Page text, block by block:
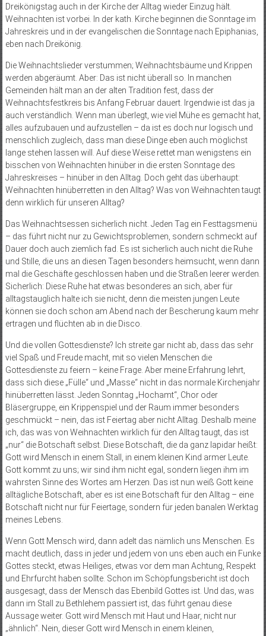
Dreikönigstag auch in der Kirche der Alltag wieder Einzug hält.
Weihnachten ist vorbei. In der kath. Kirche beginnen die Sonntage im
Jahreskreis und in der evangelischen die Sonntage nach Epiphanias,
eben nach Dreikönig.
Die Weihnachtslieder verstummen; Weihnachtsbäume und Krippen
werden abgeräumt. Aber: Das ist nicht überall so. In manchen
Gemeinden hält man an der alten Tradition fest, dass der
Weihnachtsfestkreis bis Anfang Februar dauert. Irgendwie ist das ja
auch verständlich. Wenn man überlegt, wie viel Mühe es gemacht hat,
alles aufzubauen und aufzustellen – da ist es doch nur logisch und
menschlich zugleich, dass man diese Dinge eben auch möglichst
lange stehen lassen will. Auf diese Weise rettet man wenigstens ein
bisschen von Weihnachten hinüber in die ersten Sonntage des
Jahreskreises – hinüber in den Alltag. Doch geht das überhaupt:
Weihnachten hinüberretten in den Alltag? Was von Weihnachten taugt
denn wirklich für unseren Alltag?
Das Weihnachtsessen sicherlich nicht. Jeden Tag ein Festtagsmenü
– das führt nicht nur zu Gewichtsproblemen, sondern schmeckt auf
Dauer doch auch ziemlich fad. Es ist sicherlich auch nicht die Ruhe
und Stille, die uns an diesen Tagen besonders heimsucht, wenn dann
mal die Geschäfte geschlossen haben und die Straßen leerer werden.
Sicherlich: Diese Ruhe hat etwas besonderes an sich, aber für
alltagstauglich halte ich sie nicht, denn die meisten jungen Leute
können sie doch schon am Abend nach der Bescherung kaum mehr
ertragen und flüchten ab in die Disco.
Und die vollen Gottesdiens­te? Ich streite gar nicht ab, dass das sehr
viel Spaß und Freude macht, mit so vielen Menschen die
Gottesdienste zu feiern – keine Frage. Aber meine Erfahrung lehrt,
dass sich diese „Fülle“ und „Masse“ nicht in das normale Kirchenjahr
hinüberretten lässt. Jeden Sonntag „Hochamt“, Chor oder
Bläsergruppe, ein Krippenspiel und der Raum immer besonders
geschmückt – nein, das ist Feiertag aber nicht Alltag. Deshalb meine
ich, das was von Weihnachten wirklich für den Alltag taugt, das ist
„nur“ die Botschaft selbst. Diese Botschaft, die da ganz lapidar heißt:
Gott wird Mensch in einem Stall, in einem kleinen Kind armer Leute.
Gott kommt zu uns; wir sind ihm nicht egal, sondern liegen ihm im
wahrsten Sinne des Wortes am Herzen. Das ist nun weiß Gott keine
alltägliche Botschaft, aber es ist eine Botschaft für den Alltag – eine
Botschaft nicht nur für Feiertage, sondern für jeden banalen Werktag
meines Lebens.
Wenn Gott Mensch wird, dann adelt das nämlich uns Menschen. Es
macht deutlich, dass in jeder und jedem von uns eben auch ein Funke
Go­t­tes steckt, etwas Heiliges, etwas vor dem man Achtung, Respekt
und Ehrfurcht haben sollte. Schon im Schöpfungsbericht ist doch
ausgesagt, dass der Mensch das Ebenbild Gottes ist. Und das, was
dann im Stall zu Bethlehem passiert ist, das führt genau diese
Aussage weiter. Gott wird Mensch mit Haut und Haar, nicht nur
„ähnlich“. Nein, dieser Gott wird Mensch in einem kleinen,